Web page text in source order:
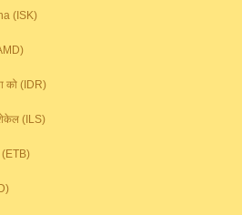
(ISK)
को (IDR)
(ILS)
(ETB)